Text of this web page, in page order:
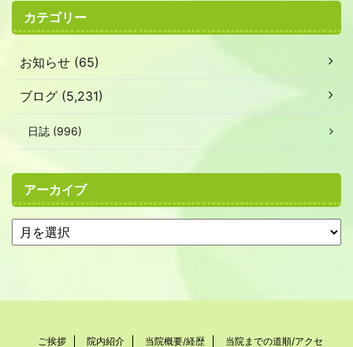
カテゴリー
お知らせ (65)
ブログ (5,231)
日誌 (996)
アーカイブ
ご挨拶 院内紹介 当院概要/経歴
当院までの道順/アクセ